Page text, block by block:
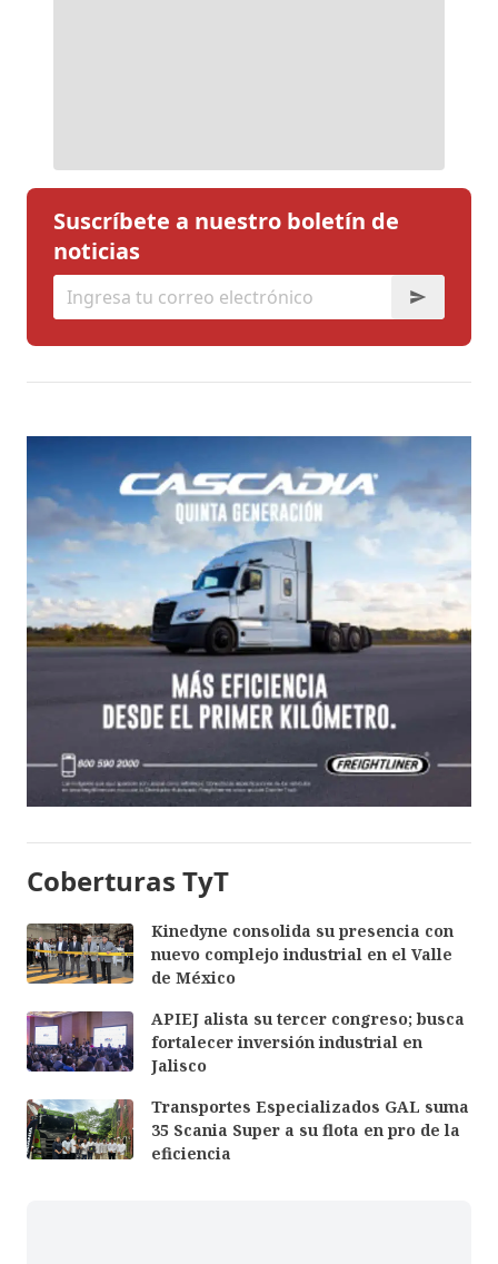
Suscríbete a nuestro boletín de
noticias
Coberturas TyT
Kinedyne consolida su presencia con
nuevo complejo industrial en el Valle
de México
APIEJ alista su tercer congreso; busca
fortalecer inversión industrial en
Jalisco
Transportes Especializados GAL suma
35 Scania Super a su flota en pro de la
eficiencia